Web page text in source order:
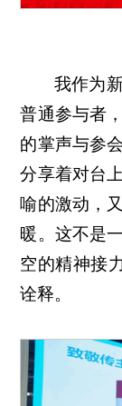
我作为
普通参与者
的掌声与参
分享着对台
喻的激动，
暖。这不是
空的精神接
诠释。